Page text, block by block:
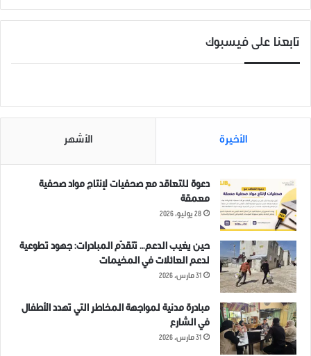
تابعنا على فيسبوك
الأخيرة الأشهر
دعوة للتعاقد مع صحفيات لإنتاج مواد صحفية
معمقة
28 يوليو، 2026
حين يغيب الدعم… تتقدّم المبادرات: جهود تطوعية
لدعم العائلات في المخيمات
31 مارس، 2026
مبادرة مدنية لمواجهة المخاطر التي تهدد الأطفال
في الشارع
31 مارس، 2026